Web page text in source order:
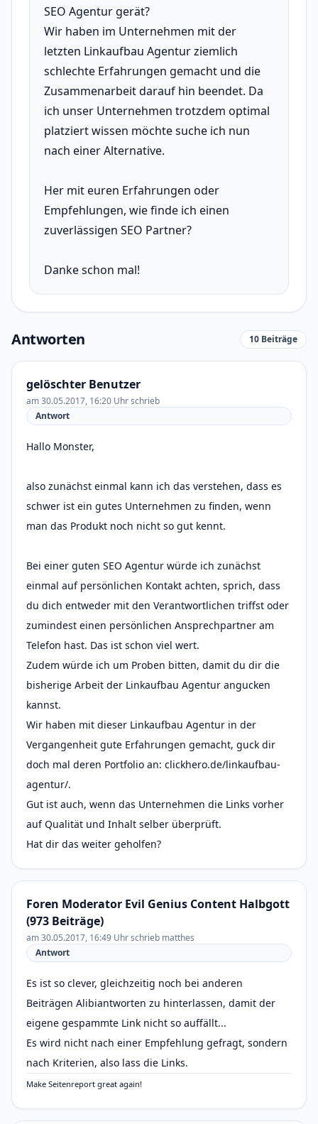
SEO Agentur gerät?
Wir haben im Unternehmen mit der
letzten Linkaufbau Agentur ziemlich
schlechte Erfahrungen gemacht und die
Zusammenarbeit darauf hin beendet. Da
ich unser Unternehmen trotzdem optimal
platziert wissen möchte suche ich nun
nach einer Alternative.
Her mit euren Erfahrungen oder
Empfehlungen, wie finde ich einen
zuverlässigen SEO Partner?
Danke schon mal!
Antworten 10 Beiträge
gelöschter Benutzer
am 30.05.2017, 16:20 Uhr schrieb
Antwort
Hallo Monster,
also zunächst einmal kann ich das verstehen, dass es
schwer ist ein gutes Unternehmen zu finden, wenn
man das Produkt noch nicht so gut kennt.
Bei einer guten SEO Agentur würde ich zunächst
einmal auf persönlichen Kontakt achten, sprich, dass
du dich entweder mit den Verantwortlichen triffst oder
zumindest einen persönlichen Ansprechpartner am
Telefon hast. Das ist schon viel wert.
Zudem würde ich um Proben bitten, damit du dir die
bisherige Arbeit der Linkaufbau Agentur angucken
kannst.
Wir haben mit dieser Linkaufbau Agentur in der
Vergangenheit gute Erfahrungen gemacht, guck dir
doch mal deren Portfolio an: clickhero.de/linkaufbau-
agentur/.
Gut ist auch, wenn das Unternehmen die Links vorher
auf Qualität und Inhalt selber überprüft.
Hat dir das weiter geholfen?
Foren Moderator Evil Genius Content Halbgott
(973 Beiträge)
am 30.05.2017, 16:49 Uhr schrieb matthes
Antwort
Es ist so clever, gleichzeitig noch bei anderen
Beiträgen Alibiantworten zu hinterlassen, damit der
eigene gespammte Link nicht so auffällt...
Es wird nicht nach einer Empfehlung gefragt, sondern
nach Kriterien, also lass die Links.
Make Seitenreport great again!